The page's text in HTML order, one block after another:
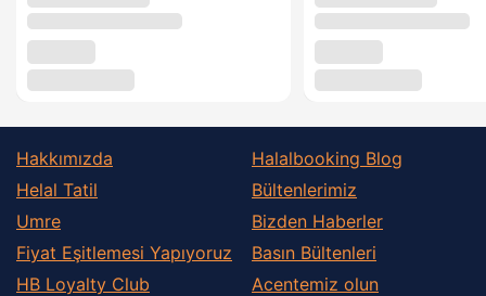
Hakkımızda
Helal Tatil
Umre
Fiyat Eşitlemesi Yapıyoruz
HB Loyalty Club
Halalbooking Blog
Bültenlerimiz
Bizden Haberler
Basın Bültenleri
Acentemiz olun